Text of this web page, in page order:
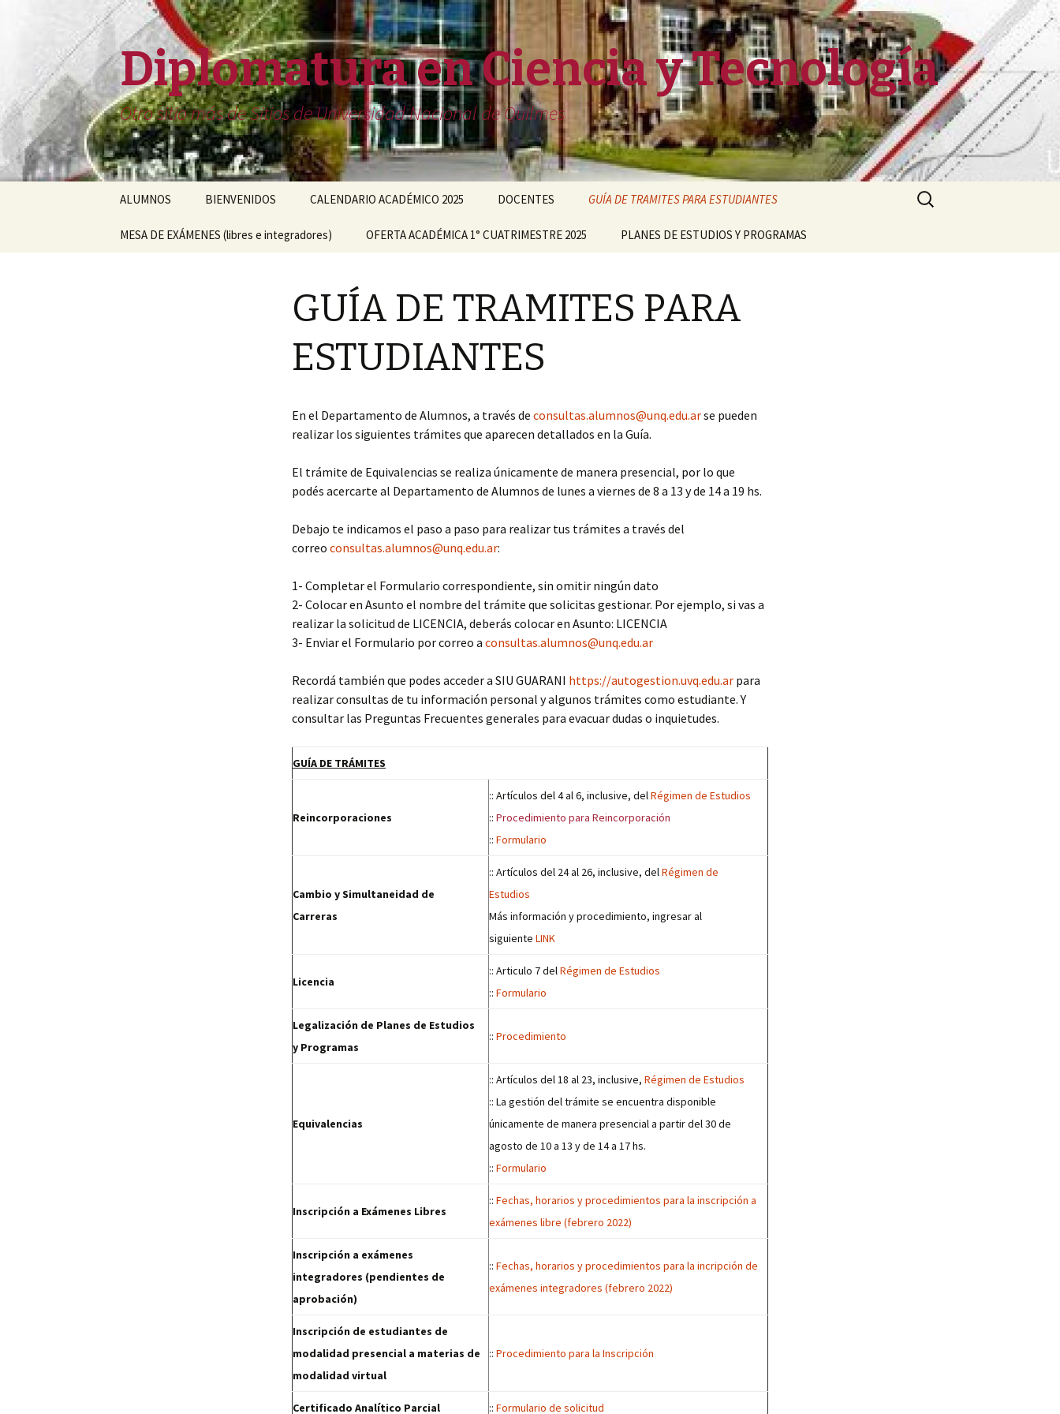
Diplomatura en Ciencia y Tecnología
Otro sitio más de Sitios de Universidad Nacional de Quilmes
contenido
ALUMNOS BIENVENIDOS CALENDARIO ACADÉMICO 2025 DOCENTES
#716 (sin título)
GUÍA DE TRAMITES PARA ESTUDIANTES
MESA DE EXÁMENES (libres e integradores) OFERTA ACADÉMICA 1° CUATRIMESTRE 2025 PLANES DE ESTUDIOS Y PROGRAMAS
Buscar:
GUÍA DE TRAMITES PARA
ESTUDIANTES
En el Departamento de Alumnos, a través de consultas.alumnos@unq.edu.arse pueden
realizar los siguientes trámites que aparecen detallados en la Guía.
El trámite de Equivalencias se realiza únicamente de manera presencial, por lo que
podés acercarte al Departamento de Alumnos de lunes a viernes de 8 a 13 y de 14 a 19 hs.
Debajo te indicamos el paso a paso para realizar tus trámites a través del
correo consultas.alumnos@unq.edu.ar:
1- Completar el Formulario correspondiente, sin omitir ningún dato
2- Colocar en Asunto el nombre del trámite que solicitas gestionar. Por ejemplo, si vas a
realizar la solicitud de LICENCIA, deberás colocar en Asunto: LICENCIA
3- Enviar el Formulario por correo a consultas.alumnos@unq.edu.ar
Recordá también que podes acceder a SIU GUARANI https://autogestion.uvq.edu.ar para
realizar consultas de tu información personal y algunos trámites como estudiante. Y
consultar las Preguntas Frecuentes generales para evacuar dudas o inquietudes.
GUÍA DE TRÁMITES
Reincorporaciones
:: Artículos del 4 al 6, inclusive, delRégimen de Estudios
:: Procedimiento para Reincorporación
:: Formulario
Cambio y Simultaneidad de
Carreras
:: Artículos del 24 al 26, inclusive, delRégimen de
Estudios
Más información y procedimiento, ingresar al
siguiente LINK
Licencia
:: Articulo 7 delRégimen de Estudios
:: Formulario
Legalización de Planes de Estudios
y Programas
:: Procedimiento
Equivalencias
:: Artículos del 18 al 23, inclusive, Régimen de Estudios
:: La gestión del trámite se encuentra disponible
únicamente de manera presencial a partir del 30 de
agosto de 10 a 13 y de 14 a 17 hs.
:: Formulario
Inscripción a Exámenes Libres
:: Fechas, horarios y procedimientos para la inscripción a
exámenes libre (febrero 2022)
Inscripción a exámenes
integradores (pendientes de
aprobación)
:: Fechas, horarios y procedimientos para la incripción de
exámenes integradores (febrero 2022)
Inscripción de estudiantes de
modalidad presencial a materias de
modalidad virtual
:: Procedimiento para la Inscripción
Certificado Analítico Parcial :: Formulario de solicitud